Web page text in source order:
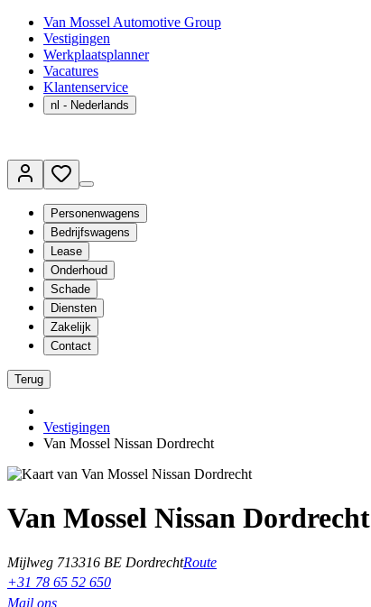
Van Mossel Automotive Group
Vestigingen
Werkplaatsplanner
Vacatures
Klantenservice
nl - Nederlands
Personenwagens
Bedrijfswagens
Lease
Onderhoud
Schade
Diensten
Zakelijk
Contact
Terug
Vestigingen
Van Mossel Nissan Dordrecht
Van Mossel Nissan Dordrecht
Mijlweg 713316 BE DordrechtRoute
+31 78 65 52 650
Mail ons